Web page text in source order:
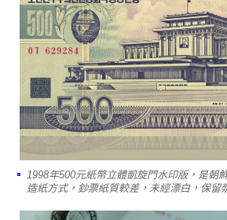
1998年500元紙幣立體凱旋門水印版，是朝
造紙方式，鈔票紙質較差，未經漂白，保留